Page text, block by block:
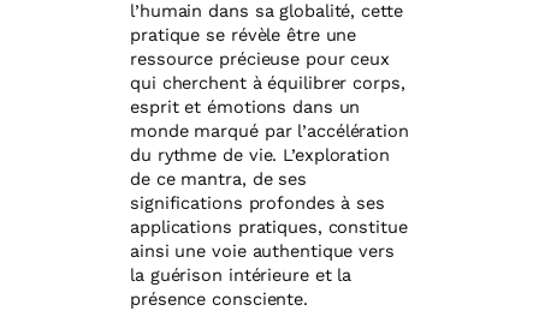
l’humain dans sa globalité, cette
pratique se révèle être une
ressource précieuse pour ceux
qui cherchent à équilibrer corps,
esprit et émotions dans un
monde marqué par l’accélération
du rythme de vie. L’exploration
de ce mantra, de ses
significations profondes à ses
applications pratiques, constitue
ainsi une voie authentique vers
la guérison intérieure et la
présence consciente.